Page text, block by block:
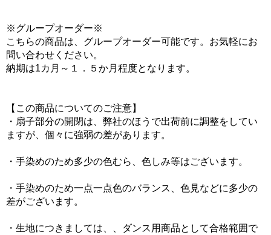
※グループオーダー※
こちらの商品は、グループオーダー可能です。お気軽にお
問い合わせください。
納期は1カ月～１．５か月程度となります。
【この商品についてのご注意】
・扇子部分の開閉は、弊社のほうで出荷前に調整をしてい
ますが、個々に強弱の差があります。
・手染めのため多少の色むら、色しみ等はございます。
・手染めのため一点一点色のバランス、色見などに多少の
差がございます。
・生地につきましては、、ダンス用商品として合格範囲で